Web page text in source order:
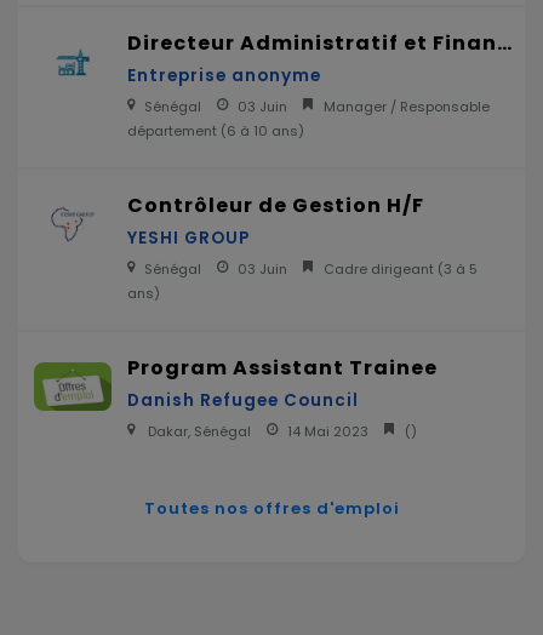
Directeur Administratif et Financier H/F
Entreprise anonyme
Sénégal 03 Juin
Manager / Responsable
département (6 à 10 ans)
Contrôleur de Gestion H/F
YESHI GROUP
Sénégal 03 Juin Cadre dirigeant (3 à 5
ans)
Program Assistant Trainee
Danish Refugee Council
Dakar, Sénégal 14 Mai 2023 ()
Toutes nos offres d'emploi